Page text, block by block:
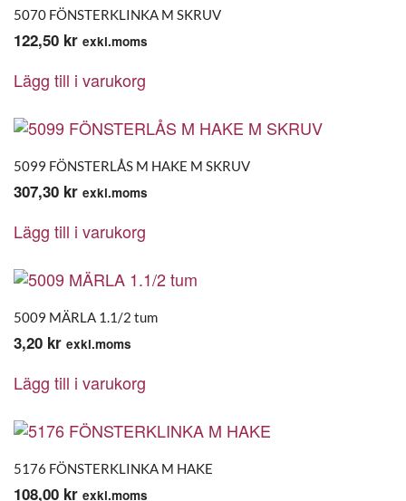
5070 FÖNSTERKLINKA M SKRUV
122,50 kr exkl.moms
Lägg till i varukorg
5099 FÖNSTERLÅS M HAKE M SKRUV
307,30 kr exkl.moms
Lägg till i varukorg
5009 MÄRLA 1.1/2 tum
3,20 kr exkl.moms
Lägg till i varukorg
5176 FÖNSTERKLINKA M HAKE
108,00 kr exkl.moms